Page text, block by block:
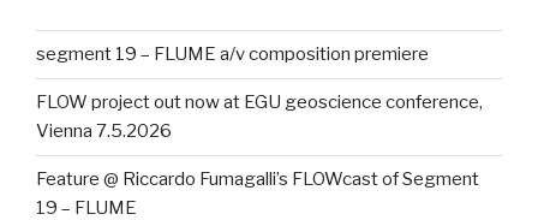
segment 19 – FLUME a/v composition premiere
FLOW project out now at EGU geoscience conference,
Vienna 7.5.2026
Feature @ Riccardo Fumagalli’s FLOWcast of Segment
19 – FLUME